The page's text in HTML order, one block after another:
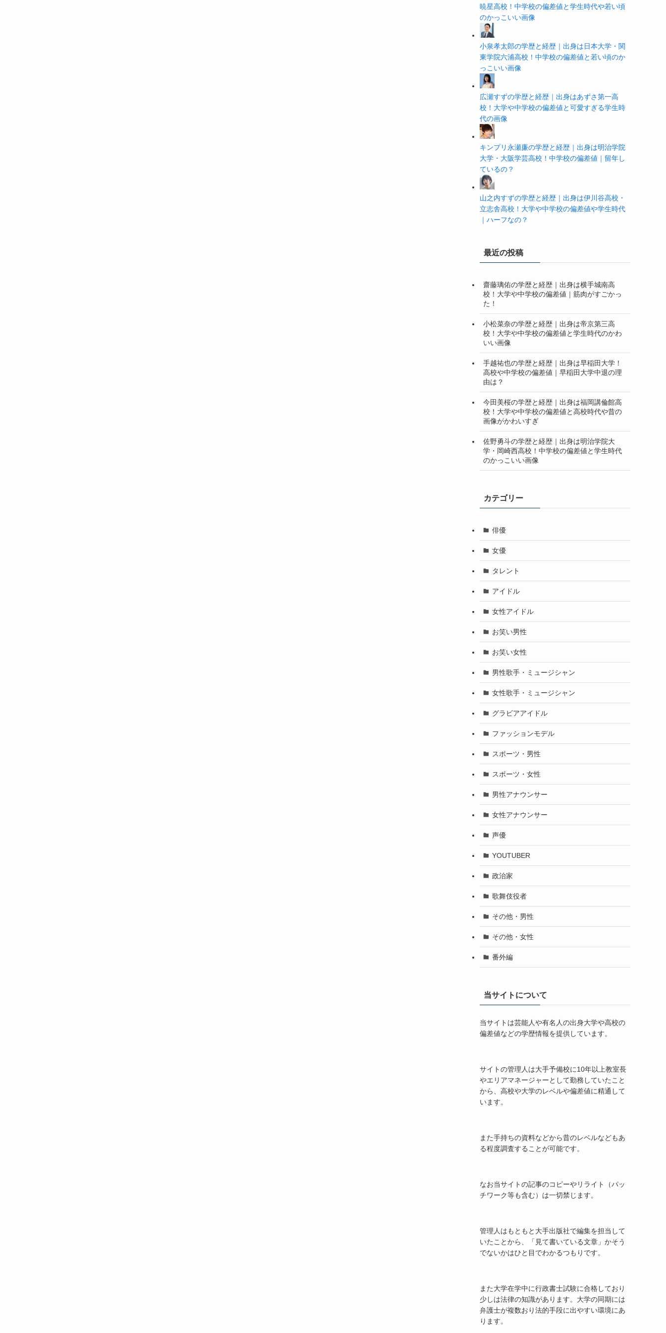
暁星高校！中学校の偏差値と学生時代や若い頃
のかっこいい画像
小泉孝太郎の学歴と経歴｜出身は日本大学・関
東学院六浦高校！中学校の偏差値と若い頃のか
っこいい画像
広瀬すずの学歴と経歴｜出身はあずさ第一高
校！大学や中学校の偏差値と可愛すぎる学生時
代の画像
キンプリ永瀬廉の学歴と経歴｜出身は明治学院
大学・大阪学芸高校！中学校の偏差値｜留年し
ているの？
山之内すずの学歴と経歴｜出身は伊川谷高校・
立志舎高校！大学や中学校の偏差値や学生時代
｜ハーフなの？
最近の投稿
齋藤璃佑の学歴と経歴｜出身は横手城南高
校！大学や中学校の偏差値｜筋肉がすごかっ
た！
小松菜奈の学歴と経歴｜出身は帝京第三高
校！大学や中学校の偏差値と学生時代のかわ
いい画像
手越祐也の学歴と経歴｜出身は早稲田大学！
高校や中学校の偏差値｜早稲田大学中退の理
由は？
今田美桜の学歴と経歴｜出身は福岡講倫館高
校！大学や中学校の偏差値と高校時代や昔の
画像がかわいすぎ
佐野勇斗の学歴と経歴｜出身は明治学院大
学・岡崎西高校！中学校の偏差値と学生時代
のかっこいい画像
カテゴリー
俳優
女優
タレント
アイドル
女性アイドル
お笑い男性
お笑い女性
男性歌手・ミュージシャン
女性歌手・ミュージシャン
グラビアアイドル
ファッションモデル
スポーツ・男性
スポーツ・女性
男性アナウンサー
女性アナウンサー
声優
YOUTUBER
政治家
歌舞伎役者
その他・男性
その他・女性
番外編
当サイトについて
当サイトは芸能人や有名人の出身大学や高校の
偏差値などの学歴情報を提供しています。
サイトの管理人は大手予備校に10年以上教室長
やエリアマネージャーとして勤務していたこと
から、高校や大学のレベルや偏差値に精通して
います。
また手持ちの資料などから昔のレベルなどもあ
る程度調査することが可能です。
なお当サイトの記事のコピーやリライト（パッ
チワーク等も含む）は一切禁じます。
管理人はもともと大手出版社で編集を担当して
いたことから、「見て書いている文章」かそう
でないかはひと目でわかるつもりです。
また大学在学中に行政書士試験に合格しており
少しは法律の知識があります。大学の同期には
弁護士が複数おり法的手段に出やすい環境にあ
ります。